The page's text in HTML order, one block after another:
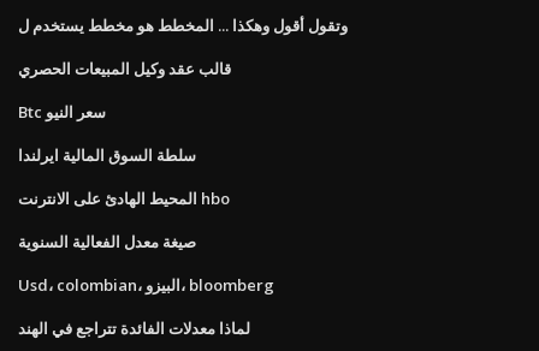
وتقول أقول وهكذا ... المخطط هو مخطط يستخدم ل
قالب عقد وكيل المبيعات الحصري
Btc سعر النيو
سلطة السوق المالية ايرلندا
المحيط الهادئ على الانترنت hbo
صيغة معدل الفعالية السنوية
Usd، colombian، البيزو، bloomberg
لماذا معدلات الفائدة تتراجع في الهند